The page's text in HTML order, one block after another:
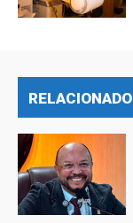
RELACIONADO